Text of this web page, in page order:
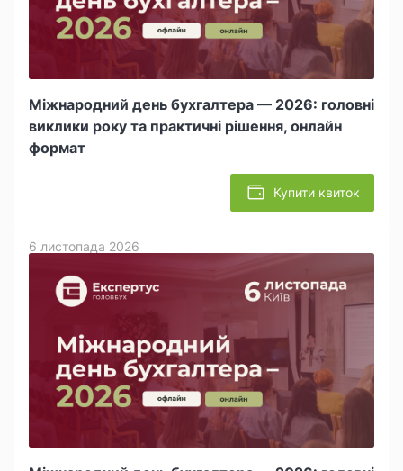
Міжнародний день бухгалтера — 2026: головні
виклики року та практичні рішення, онлайн
формат
Купити квиток
6 листопада 2026